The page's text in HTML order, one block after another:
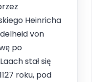
Heinricha
von
po
stał się
roku, pod